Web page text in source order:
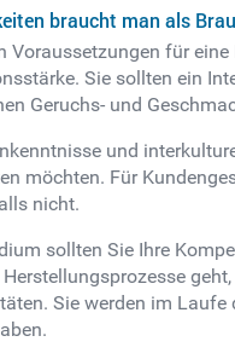
braucht man als
Voraussetzungen für
Sie sollten ein
Geruchs- und
und
möchten. Für
nicht.
sollten Sie Ihre
Sie werden im